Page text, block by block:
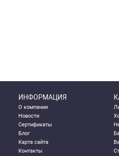
ИНФОРМАЦИЯ
О компании
Новости
Сертификаты
Блог
Карта сайта
Контакты